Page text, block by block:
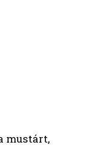
mustárt,